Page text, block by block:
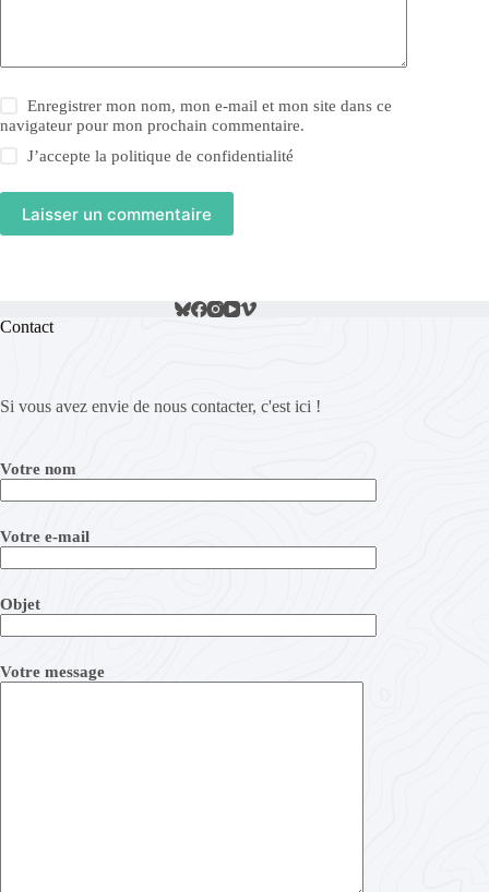
Enregistrer mon nom, mon e-mail et mon site dans ce
navigateur pour mon prochain commentaire.
J’accepte lapolitique de confidentialité
Laisser un commentaire
Contact
Si vous avez envie de nous contacter, c'est ici !
Votre nom
Votre e-mail
Objet
Votre message